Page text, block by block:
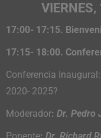
1 7:00- 17:15.
17:15- 18:00.
Conferencia
2020- 2025?
Moderador: Dr. Pedro